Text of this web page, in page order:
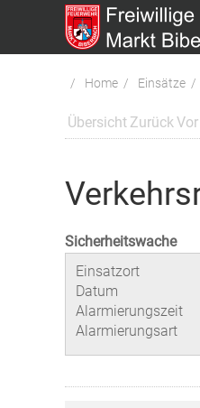
Home Einsätze
Übersicht ZurückVor
Sicherheitswache
Einsatzort
Datum
Alarmierungszeit
Alarmierungsart